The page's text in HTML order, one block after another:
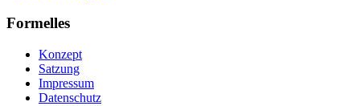
Formelles
Konzept
Satzung
Impressum
Datenschutz